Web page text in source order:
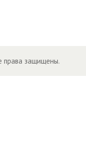
права защищены.